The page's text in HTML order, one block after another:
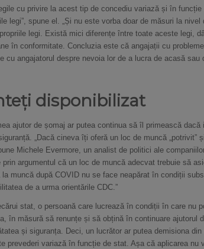
cu privire la acest tip de concediu variază și în
legi”, spune el. „Și nu este vorba doar de măsuri la
legi. Există mici diferențe între toate aceste legi,
în conformitate. Concluzia este că angajații cu
cu angajatorul despre nevoia lor de a lucra de acasă sau
disponibilizat
ajutor de șomaj ar putea continua să îl primească
„Dacă cineva îți oferă un loc de muncă
Michele Evermore, un analist de politici ale
prin argumentul că un loc de muncă adecvat trebuie să
muncă după COVID nu se face neapărat în condiții
de a urma orientările CDC.”
stat, o persoană care lucrează în condiții în care
în măsură să renunțe și să obțină în continuare ajutorul
și siguranța. Deci, un lucrător ar putea demisiona
prevederi variază în funcție de stat. Așa că aplicarea